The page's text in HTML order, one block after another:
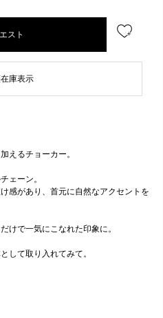
スト
庫表示
えるチョーカー。
ェーン。
感があり、首元に自然なアクセントを
けで一気にこなれた印象に。
して取り入れてみて。